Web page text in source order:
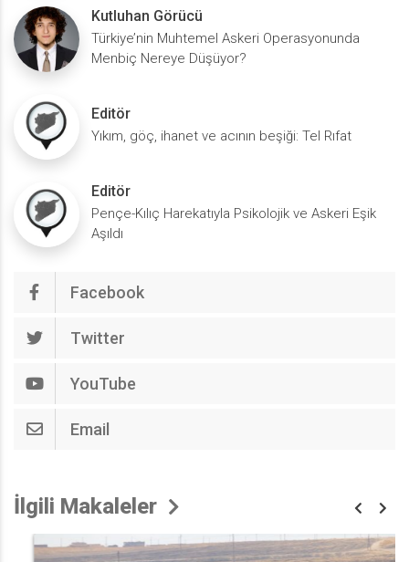
Kutluhan Görücü
Türkiye’nin Muhtemel Askeri Operasyonunda
Menbiç Nereye Düşüyor?
Editör
Yıkım, göç, ihanet ve acının beşiği: Tel Rıfat
Editör
Pençe-Kılıç Harekatıyla Psikolojik ve Askeri Eşik
Aşıldı
Facebook
Twitter
YouTube
Email
İlgili Makaleler